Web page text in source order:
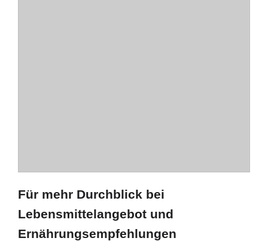
Für mehr Durchblick bei
Lebensmittelangebot und
Ernährungsempfehlungen